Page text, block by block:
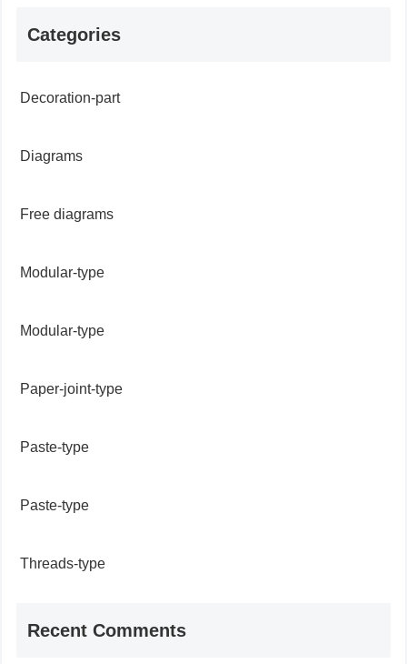
Categories
Decoration-part
Diagrams
Free diagrams
Modular-type
Modular-type
Paper-joint-type
Paste-type
Paste-type
Threads-type
Recent Comments